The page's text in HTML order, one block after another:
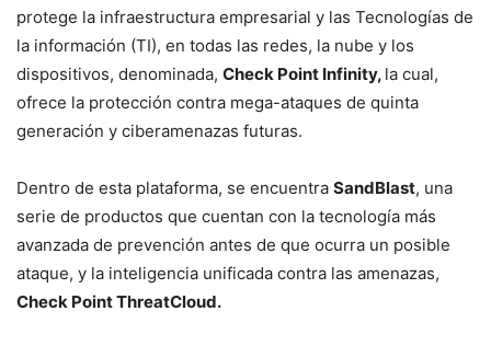
protege la infraestructura empresarial y las Tecnologías de
la información (TI), en todas las redes, la nube y los
dispositivos, denominada, Check Point Infinity, la cual,
ofrece la protección contra mega-ataques de quinta
generación y ciberamenazas futuras.
Dentro de esta plataforma, se encuentra SandBlast, una
serie de productos que cuentan con la tecnología más
avanzada de prevención antes de que ocurra un posible
ataque, y la inteligencia unificada contra las amenazas,
Check Point ThreatCloud.